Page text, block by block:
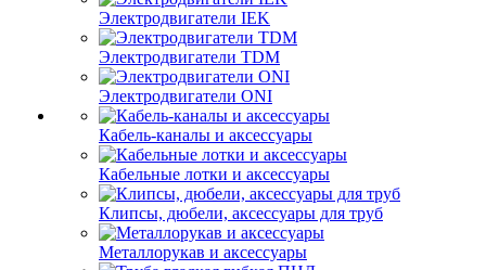
Электродвигатели IEK
Электродвигатели TDM
Электродвигатели ONI
Кабель-каналы и аксессуары
Кабельные лотки и аксессуары
Клипсы, дюбели, аксессуары для труб
Металлорукав и аксессуары